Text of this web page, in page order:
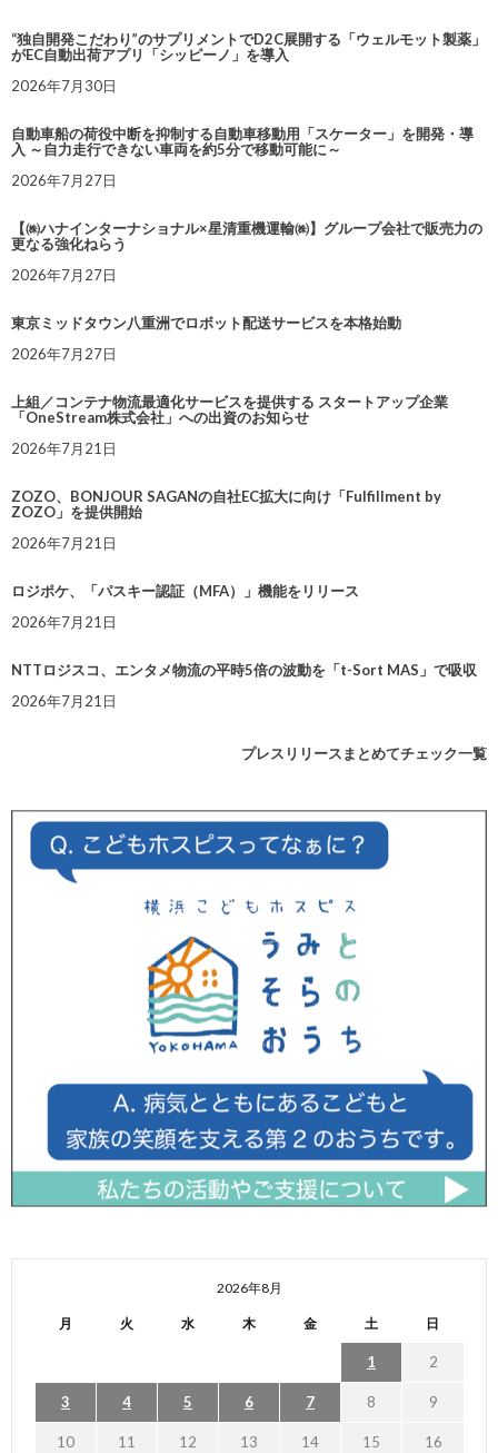
“独自開発こだわり”のサプリメントでD2C展開する「ウェルモット製薬」
がEC自動出荷アプリ「シッピーノ」を導入
2026年7月30日
自動車船の荷役中断を抑制する自動車移動用「スケーター」を開発・導
入 ～自力走行できない車両を約5分で移動可能に～
2026年7月27日
【㈱ハナインターナショナル×星清重機運輸㈱】グループ会社で販売力の
更なる強化ねらう
2026年7月27日
東京ミッドタウン八重洲でロボット配送サービスを本格始動
2026年7月27日
上組／コンテナ物流最適化サービスを提供する スタートアップ企業
「OneStream株式会社」への出資のお知らせ
2026年7月21日
ZOZO、BONJOUR SAGANの自社EC拡大に向け「Fulfillment by
ZOZO」を提供開始
2026年7月21日
ロジポケ、「パスキー認証（MFA）」機能をリリース
2026年7月21日
NTTロジスコ、エンタメ物流の平時5倍の波動を「t-Sort MAS」で吸収
2026年7月21日
プレスリリースまとめてチェック一覧
2026年8月
月 火 水 木 金 土 日
1 2
3 4 5 6 7 8 9
10 11 12 13 14 15 16